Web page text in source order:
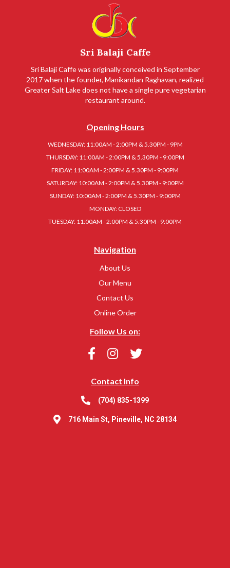
Sri Balaji Caffe
Sri Balaji Caffe was originally conceived in September
2017 when the founder, Manikandan Raghavan, realized
Greater Salt Lake does not have a single pure vegetarian
restaurant around.
Opening Hours
WEDNESDAY: 11:00AM - 2:00PM & 5.30PM - 9PM
THURSDAY: 11:00AM - 2:00PM & 5.30PM - 9:00PM
FRIDAY: 11:00AM - 2:00PM & 5.30PM - 9:00PM
SATURDAY: 10:00AM - 2:00PM & 5.30PM - 9:00PM
SUNDAY: 10:00AM - 2:00PM & 5.30PM - 9:00PM
MONDAY: CLOSED
TUESDAY: 11:00AM - 2:00PM & 5.30PM - 9:00PM
Navigation
About Us
Our Menu
Contact Us
Online Order
Follow Us on:
Contact Info
(704) 835-1399
716 Main St, Pineville, NC 28134